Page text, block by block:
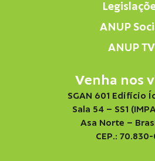
ANUP
ANUP TV
Venha nos
SGAN 601 Edifício
Sala 54 – SS1
Asa Norte –
CEP.: 70.830-